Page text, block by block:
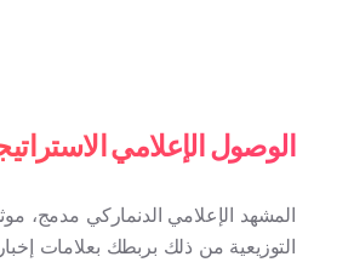
الوصول الإعلامي
المشهد الإعلامي الدنماركي مدمج،
التوزيعية من ذلك بربطك بعلامات